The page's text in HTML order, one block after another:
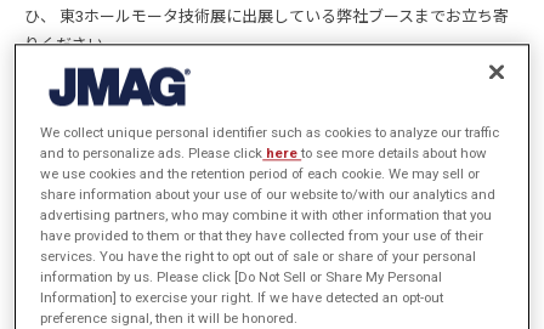
ひ、 東3ホールモータ技術展に出展している弊社ブースまでお立ち寄
りください。
皆様のご来場をお待ちしております。
開催概要
主催 一般社団法人 日本能率協会
We collect unique personal identifier such as cookies to analyze our traffic
and to personalize ads. Please click hereto see more details about how
we use cookies and the retention period of each cookie. We may sell or
share information about your use of our website to/with our analytics and
advertising partners, who may combine it with other information that you
have provided to them or that they have collected from your use of their
services. You have the right to opt out of sale or share of your personal
information by us. Please click [Do Not Sell or Share My Personal
Information] to exercise your right. If we have detected an opt-out
preference signal, then it will be honored.